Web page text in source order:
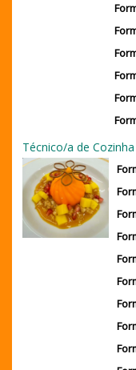
Técnico/a de